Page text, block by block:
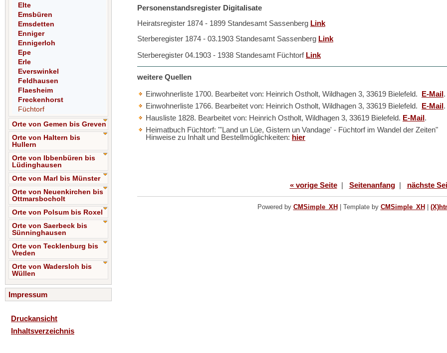
Elte
Emsbüren
Emsdetten
Enniger
Ennigerloh
Epe
Erle
Everswinkel
Feldhausen
Flaesheim
Freckenhorst
Füchtorf
Orte von Gemen bis Greven
Orte von Haltern bis
Hullern
Orte von Ibbenbüren bis
Lüdinghausen
Orte von Marl bis Münster
Orte von Neuenkirchen bis
Ottmarsbocholt
Orte von Polsum bis Roxel
Orte von Saerbeck bis
Sünninghausen
Orte von Tecklenburg bis
Vreden
Orte von Wadersloh bis
Wüllen
Impressum
Druckansicht
Inhaltsverzeichnis
Personenstandsregister Digitalisate
Heiratsregister 1874 - 1899 Standesamt Sassenberg Link
Sterberegister 1874 - 03.1903 Standesamt Sassenberg Link
Sterberegister 04.1903 - 1938 Standesamt Füchtorf Link
weitere Quellen
Einwohnerliste 1700. Bearbeitet von: Heinrich Ostholt, Wildhagen 3, 33619 Bielefeld. E-Mail.
Einwohnerliste 1766. Bearbeitet von: Heinrich Ostholt, Wildhagen 3, 33619 Bielefeld. E-Mail.
Hausliste 1828. Bearbeitet von: Heinrich Ostholt, Wildhagen 3, 33619 Bielefeld. E-Mail.
Heimatbuch Füchtorf: "'Land un Lüe, Gistern un Vandage' - Füchtorf im Wandel der Zeiten"
Hinweise zu Inhalt und Bestellmöglichkeiten: hier
« vorige Seite| Seitenanfang| nächste
Powered by CMSimple_XH Template by CMSimple_XH